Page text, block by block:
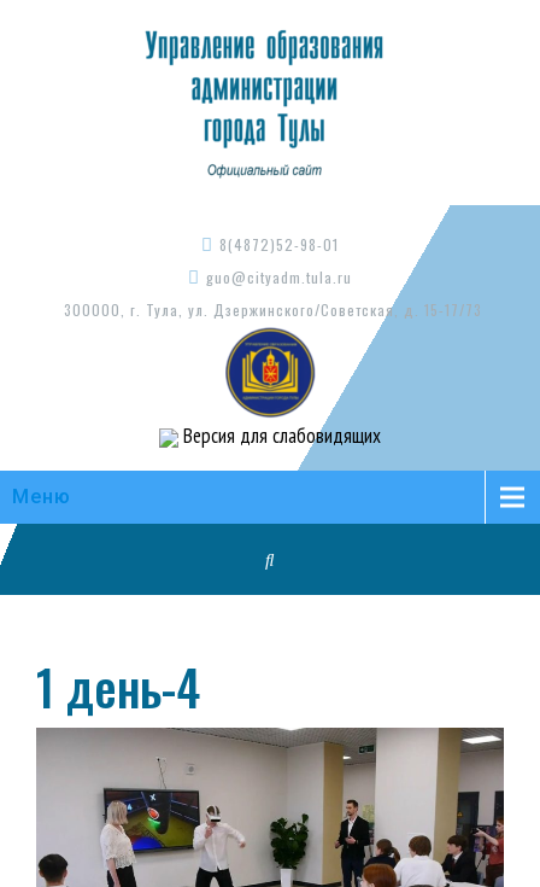
8(4872)52-98-01
guo@cityadm.tula.ru
300000, г. Тула, ул. Дзержинского/Советская, д. 15-17/73
Версия для слабовидящих
Меню
1 день-4